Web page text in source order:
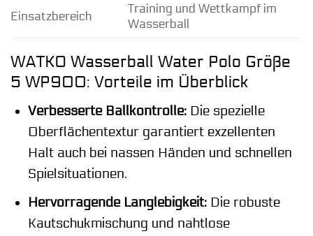
Einsatzbereich
Training und Wettkampf im
Wasserball
WATKO Wasserball Water Polo Größe
5 WP900: Vorteile im Überblick
Verbesserte Ballkontrolle:Die spezielle
Oberflächentextur garantiert exzellenten
Halt auch bei nassen Händen und schnellen
Spielsituationen.
Hervorragende Langlebigkeit:Die robuste
Kautschukmischung und nahtlose